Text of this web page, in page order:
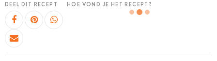
DEEL DIT RECEPT HOE VOND JE HET RECEPT?